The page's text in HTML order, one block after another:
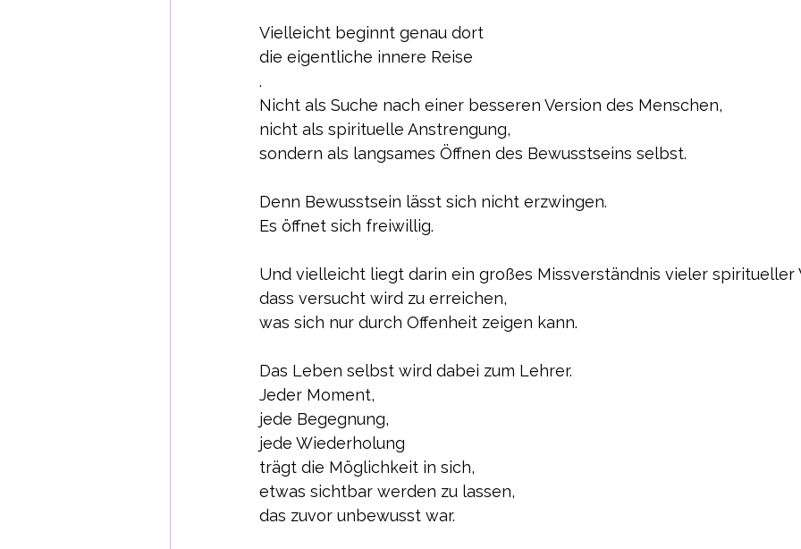
Vielleicht beginnt genau dort
die eigentliche innere Reise
.
Nicht als Suche nach einer besseren Version des Menschen,
nicht als spirituelle Anstrengung,
sondern als langsames Öffnen des Bewusstseins selbst.
Denn Bewusstsein lässt sich nicht erzwingen.
Es öffnet sich freiwillig.
Und vielleicht liegt darin ein großes Missverständnis vieler spiritueller
dass versucht wird zu erreichen,
was sich nur durch Offenheit zeigen kann.
Das Leben selbst wird dabei zum Lehrer.
Jeder Moment,
jede Begegnung,
jede Wiederholung
trägt die Möglichkeit in sich,
etwas sichtbar werden zu lassen,
das zuvor unbewusst war.